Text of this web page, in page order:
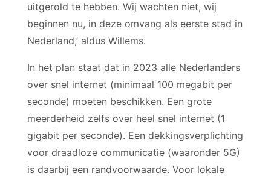
uitgerold te hebben. Wij wachten niet, wij
beginnen nu, in deze omvang als eerste stad in
Nederland,’ aldus Willems.
In het plan staat dat in 2023 alle Nederlanders
over snel internet (minimaal 100 megabit per
seconde) moeten beschikken. Een grote
meerderheid zelfs over heel snel internet (1
gigabit per seconde). Een dekkingsverplichting
voor draadloze communicatie (waaronder 5G)
is daarbij een randvoorwaarde. Voor lokale